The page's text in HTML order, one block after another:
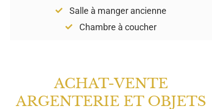
Salle à manger ancienne
Chambre à coucher
ACHAT-VENTE
ARGENTERIE ET OBJETS